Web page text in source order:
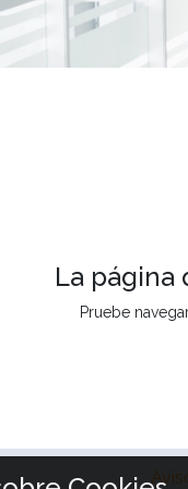
La página
Pruebe